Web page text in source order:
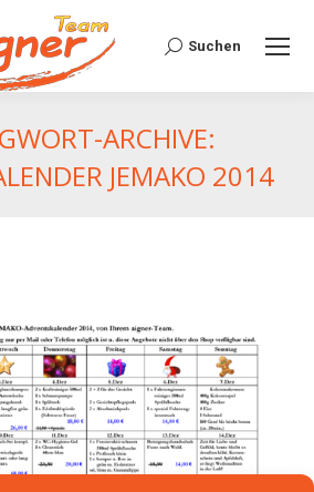
Suchen:
Suchen
ARCHIVE:
JEMAKO 2014